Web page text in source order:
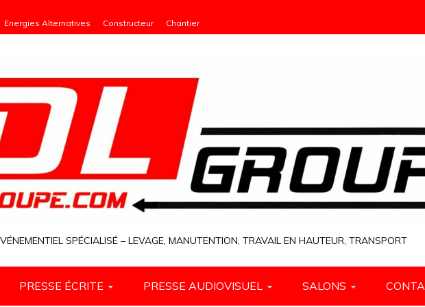
Energies Alternatives Constructeur Chantier
SPÉCIALISÉ – LEVAGE, MANUTENTION, TRAVAIL EN HAUTEUR, TRANSPORT
PRESSE ÉCRITE PRESSE AUDIOVISUEL SALONS